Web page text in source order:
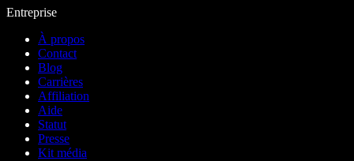
Entreprise
À propos
Contact
Blog
Carrières
Affiliation
Aide
Statut
Presse
Kit média